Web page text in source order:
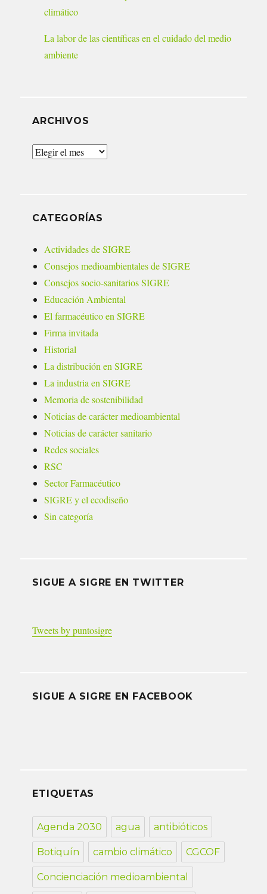
climático
La labor de las científicas en el cuidado del medio
ambiente
ARCHIVOS
Archivos
CATEGORÍAS
Actividades de SIGRE
Consejos medioambientales de SIGRE
Consejos socio-sanitarios SIGRE
Educación Ambiental
El farmacéutico en SIGRE
Firma invitada
Historial
La distribución en SIGRE
La industria en SIGRE
Memoria de sostenibilidad
Noticias de carácter medioambiental
Noticias de carácter sanitario
Redes sociales
RSC
Sector Farmacéutico
SIGRE y el ecodiseño
Sin categoría
SIGUE A SIGRE EN TWITTER
Tweets by puntosigre
SIGUE A SIGRE EN FACEBOOK
ETIQUETAS
Agenda 2030 agua antibióticos
Botiquín cambio climático CGCOF
Concienciación medioambiental